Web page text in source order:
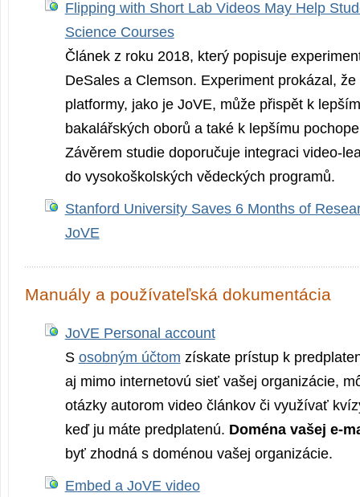
Flipping with Short Lab Videos May Help
Science Courses
Článek z roku 2018, který popisuje
DeSales a Clemson. Experiment prokázal,
platformy, jako je JoVE, může přispět k
bakalářských oborů a také k lepšímu
Závěrem studie doporučuje integraci video-
do vysokoškolských vědeckých programů.
Stanford University Saves 6 Months of
JoVE
Manuály a používateľská dokumentácia
JoVE Personal account
S osobným účtom získate prístup k
aj mimo internetovú sieť vašej organizácie,
otázky autorom video článkov či využívať
keď ju máte predplatenú. Doména vašej e-
byť zhodná s doménou vašej organizácie.
Embed a JoVE video